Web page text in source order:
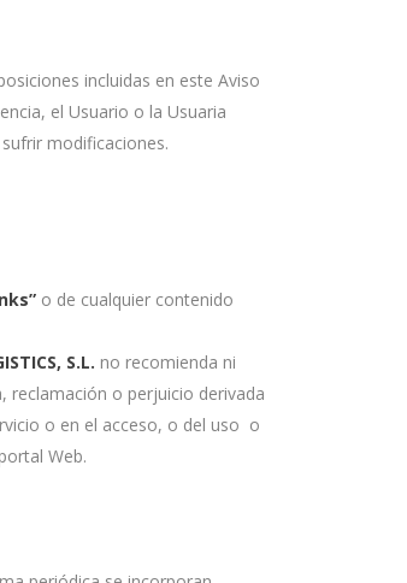
incluidas en este Aviso
el Usuario o la Usuaria
modificaciones.
o de cualquier contenido
S.L. no recomienda ni
reclamación o perjuicio derivada
o en el acceso, o del uso o
Web.